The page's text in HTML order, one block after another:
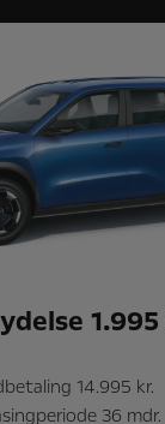
14.995 kr.
36 mdr.